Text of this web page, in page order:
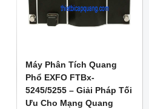
Máy Phân Tích Quang
Phổ EXFO FTBx-
5245/5255 – Giải Pháp Tối
Ưu Cho Mạng Quang